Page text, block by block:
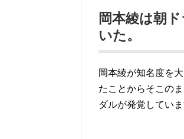
岡本綾は朝
いた。
岡本綾が知名度を
たことからそこの
ダルが発覚してい